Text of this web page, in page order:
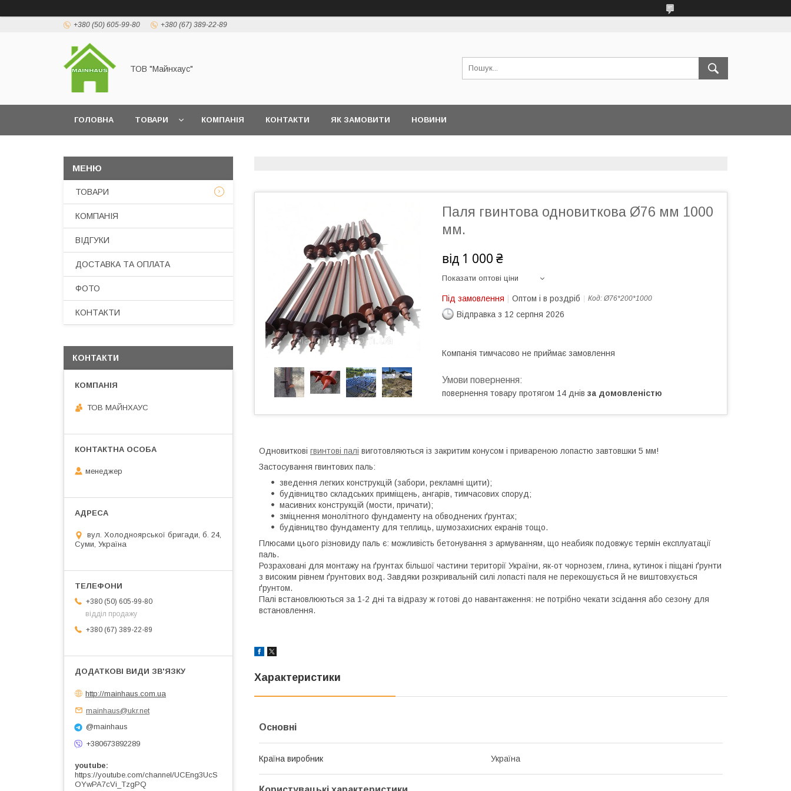
+380 (50) 605-99-80 +380 (67) 389-22-89
ТОВ "Майнхаус"
ГОЛОВНА ТОВАРИ КОМПАНІЯ КОНТАКТИ ЯК ЗАМОВИТИ НОВИНИ
Паля гвинтова одновиткова Ø76 мм 1000
мм.
від 1 000 ₴
Показати оптові ціни
Під замовлення Оптом і в роздріб Код: Ø76*200*1000
Відправка з 12 серпня 2026
Компанія тимчасово не приймає замовлення
повернення товару протягом 14 днів за домовленістю
Одновиткові гвинтові палі виготовляються із закритим конусом і привареною лопастю завтовшки 5 мм!
Застосування гвинтових паль:
зведення легких конструкцій (забори, рекламні щити);
будівництво складських приміщень, ангарів, тимчасових споруд;
масивних конструкцій (мости, причати);
зміцнення монолітного фундаменту на обводнених ґрунтах;
будівництво фундаменту для теплиць, шумозахисних екранів тощо.
Плюсами цього різновиду паль є: можливість бетонування з армуванням, що неабияк подовжує термін експлуатації
паль.
Розраховані для монтажу на ґрунтах більшої частини території України, як-от чорнозем, глина, кутинок і піщані ґрунти
з високим рівнем ґрунтових вод. Завдяки розкривальній силі лопасті паля не перекошується й не виштовхується
ґрунтом.
Палі встановлюються за 1-2 дні та відразу ж готові до навантаження: не потрібно чекати зсідання або сезону для
встановлення.
Характеристики
Основні
Країна виробник Україна
ТОВАРИ
КОМПАНІЯ
ВІДГУКИ
ДОСТАВКА ТА ОПЛАТА
ФОТО
КОНТАКТИ
КОНТАКТИ
ТОВ МАЙНХАУС
менеджер
вул. Холодноярської бригади, б. 24,
Суми, Україна
+380 (50) 605-99-80
відділ продажу
+380 (67) 389-22-89
http://mainhaus.com.ua
mainhaus@ukr.net
@mainhaus
+380673892289
youtube
https://youtube.com/channel/UCEng3UcS
OYwPA7cVi_TzgPQ